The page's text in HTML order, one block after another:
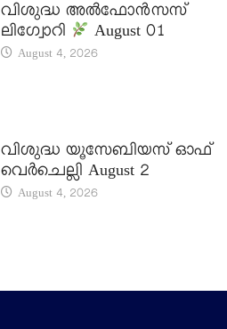
വിശുദ്ധ അൽഫോൻസസ്
ലിഗ്വോറി
August 01
August 4, 2026
വിശുദ്ധ യൂസേബിയസ് ഓഫ്
വെർചെല്ലി August 2
August 4, 2026